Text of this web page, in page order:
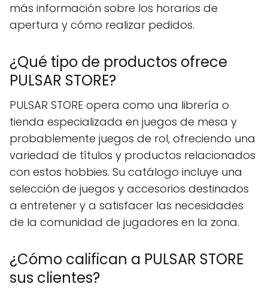
más información sobre los horarios de
apertura y cómo realizar pedidos.
¿Qué tipo de productos ofrece
PULSAR STORE?
PULSAR STORE opera como una librería o
tienda especializada en juegos de mesa y
probablemente juegos de rol, ofreciendo una
variedad de títulos y productos relacionados
con estos hobbies. Su catálogo incluye una
selección de juegos y accesorios destinados
a entretener y a satisfacer las necesidades
de la comunidad de jugadores en la zona.
¿Cómo califican a PULSAR STORE
sus clientes?